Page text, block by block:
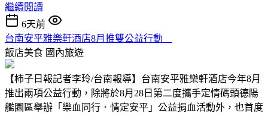
繼續閱讀
6天前
台南安平雅樂軒酒店8月推雙公益行動
飯店美食 國內旅遊
【柿子日報記者李玲/台南報導】台南安平雅樂軒酒店今年8月
推出兩項公益行動，除將於8月28日第二度攜手定情碼頭德陽
艦園區舉辦「樂血同行．情定安平」公益捐血活動外，也首度